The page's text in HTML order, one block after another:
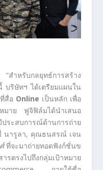
หรับกลยุทธ์การสร้าง
บริษัทฯ ได้เตรียมแผนใน
สื่อ Online เป็นหลัก เพื่อ
หมาย ฟูจิฟิล์มได้นำเสนอ
ประสบการณ์ด้านการถ่าย
นารูลา, คุณธนสรณ์ เจน
ศ์ที่จะมาถ่ายทอดฟังก์ชั่นข
รงไปถึงกลุ่มเป้าหมาย